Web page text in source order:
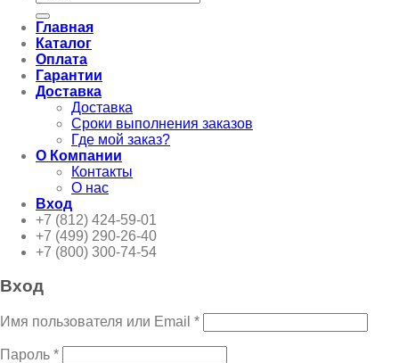
Главная
Каталог
Оплата
Гарантии
Доставка
Доставка
Сроки выполнения заказов
Где мой заказ?
О Компании
Контакты
О нас
Вход
+7 (812) 424-59-01
+7 (499) 290-26-40
+7 (800) 300-74-54
Вход
Имя пользователя или Email *
Пароль *